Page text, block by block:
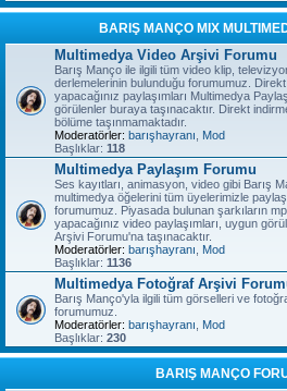
BARIŞ MANÇO MIX
Multimedya Video Arşivi Forumu
Barış Manço ile ilgili tüm video klip,
derlemelerinin bulunduğu forumumuz. Direkt
yapacağınız paylaşımları Multimedya
görülenler buraya taşınacaktır. Direkt
bölüme taşınmamaktadır.
Moderatörler: barışhayranı
Mod
Başlıklar: 118
Multimedya Paylaşım Forumu
Ses kayıtları, animasyon, video gibi Barış
multimedya öğelerini tüm üyelerimizle
forumumuz. Piyasada bulunan şarkıların
yapacağınız video paylaşımları, uygun
Arşivi Forumu'na taşınacaktır.
Moderatörler: barışhayranı
Mod
Başlıklar: 1136
Multimedya Fotoğraf Arşivi
Barış Manço'yla ilgili tüm görselleri ve
forumumuz.
Moderatörler: barışhayranı
Mod
Başlıklar: 230
BARIŞ MANÇO